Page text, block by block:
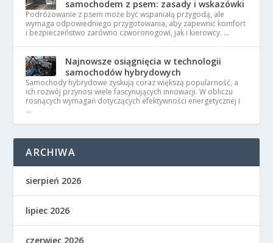
samochodem z psem: zasady i wskazówki
Podróżowanie z psem może być wspaniałą przygodą, ale
wymaga odpowiedniego przygotowania, aby zapewnić komfort
i bezpieczeństwo zarówno czworonogowi, jak i kierowcy. …
Najnowsze osiągnięcia w technologii
samochodów hybrydowych
Samochody hybrydowe zyskują coraz większą popularność, a
ich rozwój przynosi wiele fascynujących innowacji. W obliczu
rosnących wymagań dotyczących efektywności energetycznej i
…
ARCHIWA
sierpień 2026
lipiec 2026
czerwiec 2026